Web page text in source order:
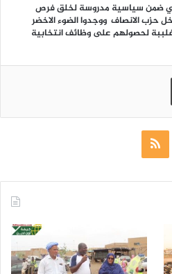
ياتي ضمن سياسية مدروسة لخلق فرص
حزب الانصاف ووجدوا الضوء الاخضر
لحصولهم على وظائف انتخابية
طباعة
ملخص